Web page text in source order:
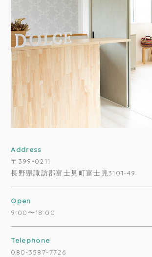
Address
〒399-0211
長野県諏訪郡富士見町富士見3101-49
Open
9:00〜18:00
Telephone
080-3587-7726